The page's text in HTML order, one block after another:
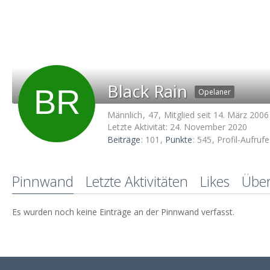
Black Rain Opelaner
Männlich 47
Mitglied seit 14. März 2006
Letzte Aktivität: 24. November 2020
Beiträge 101 Punkte 545 Profil-Aufrufe
Pinnwand Letzte Aktivitäten Likes
Es wurden noch keine Einträge an der Pinnwand verfasst.